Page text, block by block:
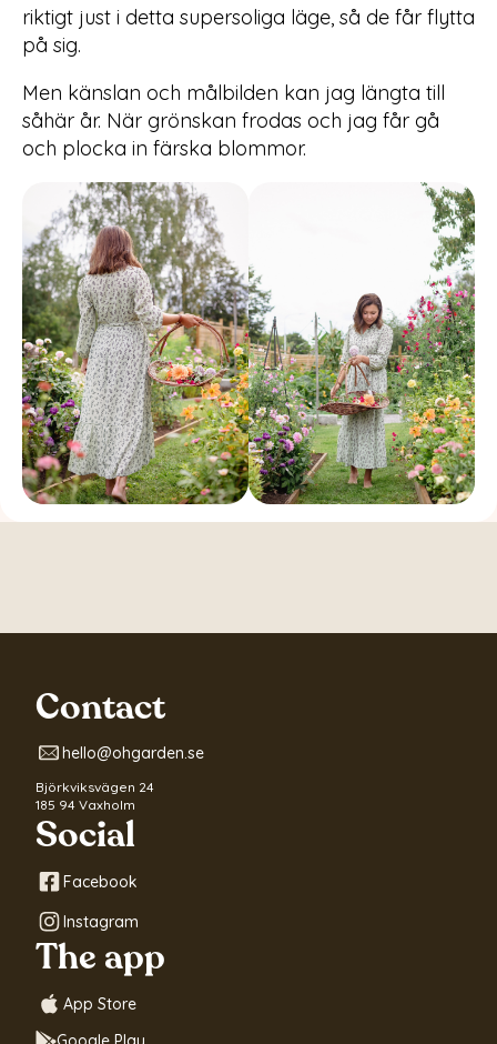
riktigt just i detta supersoliga läge, så de får flytta
på sig.
Men känslan och målbilden kan jag längta till
såhär år. När grönskan frodas och jag får gå
och plocka in färska blommor.
Contact
hello@ohgarden.se
Björkviksvägen 24
185 94 Vaxholm
Social
Facebook
Instagram
The app
App Store